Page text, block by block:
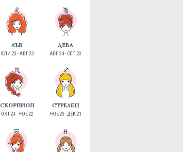
ЛЪВ
ЮЛИ 23 - АВГ 23
ДЕВА
АВГ 24 - СЕП 23
СКОРПИОН
ОКТ 24 - НОЕ 22
СТРЕЛЕЦ
НОЕ 23 - ДЕК 21